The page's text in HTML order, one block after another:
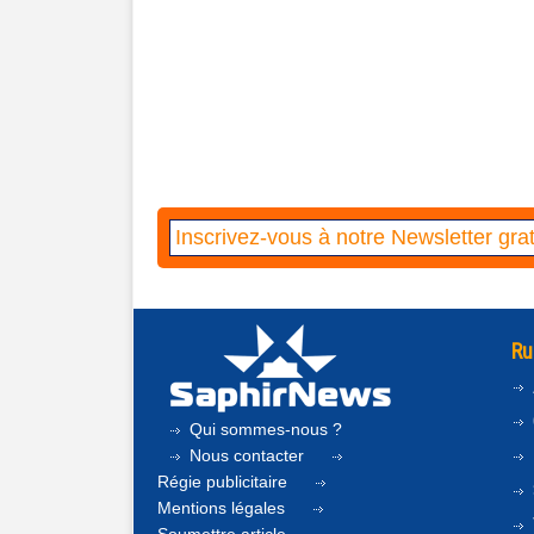
Qui sommes-nous ?
Nous contacter
Régie publicitaire
Mentions légales